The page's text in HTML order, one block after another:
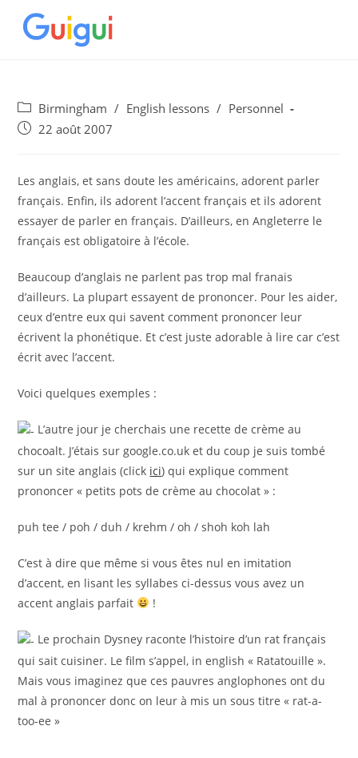
Post
category:
Birmingham / English lessons / Personnel
Post22 août 2007
Les anglais, et sans doute les américains, adorent parler
français. Enfin, ils adorent l’accent français et ils adorent
essayer de parler en français. D’ailleurs, en Angleterre le
français est obligatoire à l’école.
Beaucoup d’anglais ne parlent pas trop mal franais
d’ailleurs. La plupart essayent de prononcer. Pour les aider,
ceux d’entre eux qui savent comment prononcer leur
écrivent la phonétique. Et c’est juste adorable à lire car c’est
écrit avec l’accent.
Voici quelques exemples :
L’autre jour je cherchais une recette de crème au
chocoalt. J’étais sur google.co.uk et du coup je suis tombé
sur un site anglais (click ici) qui explique comment
prononcer « petits pots de crème au chocolat » :
puh tee / poh / duh / krehm / oh / shoh koh lah
C’est à dire que même si vous êtes nul en imitation
d’accent, en lisant les syllabes ci-dessus vous avez un
accent anglais parfait
!
Le prochain Dysney raconte l’histoire d’un rat français
qui sait cuisiner. Le film s’appel, in english « Ratatouille ».
Mais vous imaginez que ces pauvres anglophones ont du
mal à prononcer donc on leur à mis un sous titre « rat-a-
too-ee »